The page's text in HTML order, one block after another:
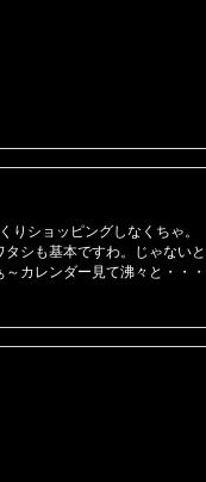
りショッピングしなくちゃ。
シも基本ですわ。じゃない
カレンダー見て沸々と・・・